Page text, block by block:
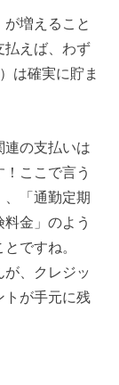
増えること
払えば、わず
は確実に貯ま
連の支払いは
ここで言う
、「通勤定期
金」のよう
ですね。
が、クレジッ
トが手元に残